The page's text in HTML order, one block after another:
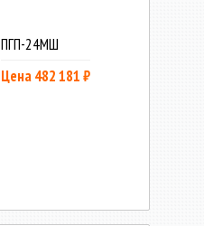
ПГП-24МШ
Цена 482 181 ₽